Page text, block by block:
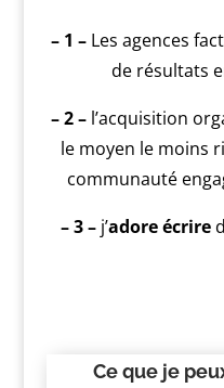
– 1 – Les agences
de résultats
– 2 –l’acquisition
le moyen le moins
communauté
– 3 – j’adore écrire
Ce que je